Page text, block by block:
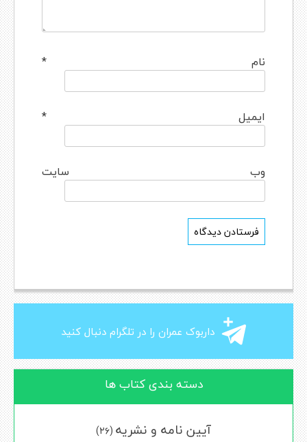
داربوک عمران را در تلگرام دنبال کنید
دسته بندی کتاب ها
آیین نامه و نشریه (۲۶)
نام *
ایمیل *
وب‌ سایت